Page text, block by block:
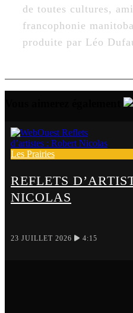
de toutes cultures,
francophonie
produite par Léo
Les Prairies
REFLETS
NICOLAS
23 JUILLET 2026 4:15